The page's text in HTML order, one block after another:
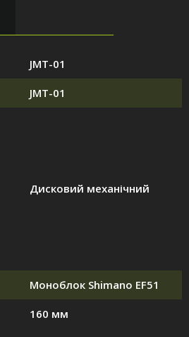
JMT-01
JMT-01
Дисковий механічний
Моноблок Shimano EF51
160 мм